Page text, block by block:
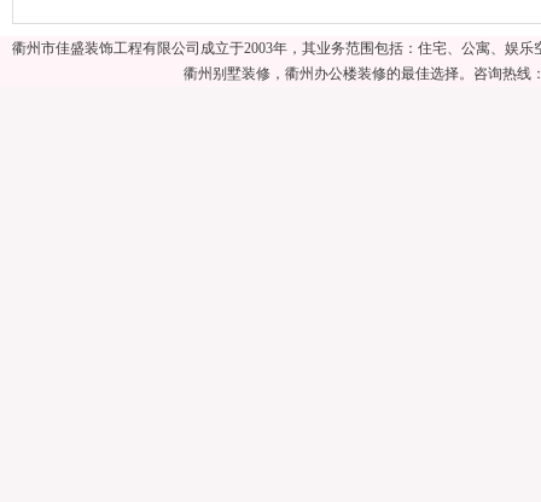
衢州市佳盛装饰工程有限公司成立于2003年，其业务范围包括：住宅、公寓、娱
衢州别墅装修，衢州办公楼装修的最佳选择。咨询热线